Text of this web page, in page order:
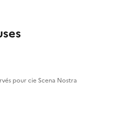
pour cie Scena Nostra